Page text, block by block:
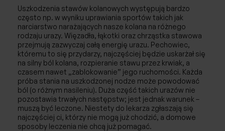
USG
Afereza/Apherese
Reumatologia
Badania
Fizjoterapia
Uszkodzenia stawów kolanowych występują bardzo
często np. w wyniku uprawiania sportów takich jak
narciarstwo narażających nasze kolana na różnego
rodzaju urazy. Więzadła, łąkotki oraz chrząstka stawowa
przejmują zazwyczaj całą energię urazu. Pechowiec,
któremu to się przydarzy, najczęściej będzie uskarżał się
na silny ból kolana, rozpieranie stawu przez krwiak, a
czasem nawet „zablokowanie” jego ruchomości. Każda
próba stania na uszkodzonej nodze może powodować
ból (o różnym nasileniu). Duża część takich urazów nie
pozostawia trwałych następstw; jest jednak warunek –
muszą być leczone. Niestety do lekarza zgłaszają się
najczęściej ci, którzy nie mogą już chodzić, a domowe
sposoby leczenia nie chcą już pomagać.